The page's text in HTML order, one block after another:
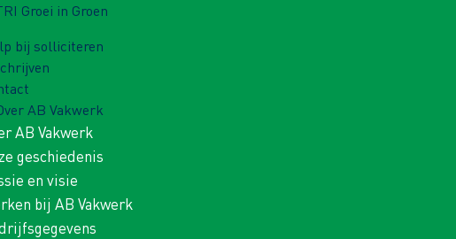
Groei in Groen
bij solliciteren
AB Vakwerk
AB Vakwerk
geschiedenis
en visie
bij AB Vakwerk